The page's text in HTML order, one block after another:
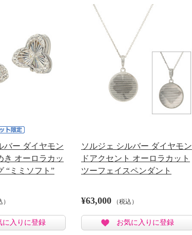
バー ダイヤモン
き オーロラカッ
“ミミソフト”
）
に入りに登録
ソルジェ シルバー ダイヤモン
ドアクセント オーロラカット
ツーフェイスペンダント
¥63,000 （税込）
お気に入りに登録